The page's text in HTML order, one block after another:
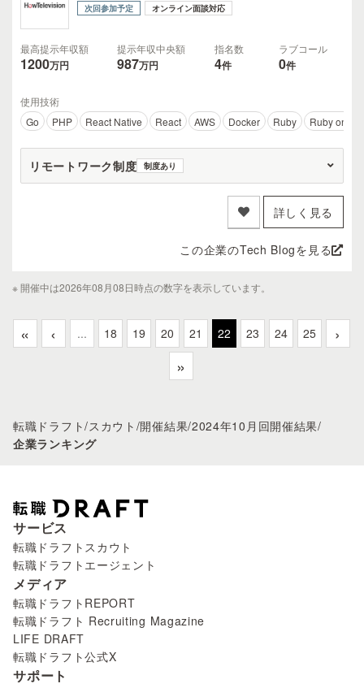
次回参加予定 オンライン面談対応
最高提示年収額
1200万円
提示年収中央額
987万円
指名数
4件
ラブコール
0件
使用技術
Go
PHP React Native React AWS Docker Ruby Ruby on
リモートワーク制度 制度あり
詳しく見る
この企業のTech Blogを見る
※ 開催中は2026年08月08日時点の数字を表示しています。
« ‹ ... 18 19 20 21 22 23 24 25
›
»
転職ドラフト/スカウト /開催結果/2024年10月回開催結果/
企業ランキング
サービス
転職ドラフトスカウト
転職ドラフトエージェント
メディア
転職ドラフトREPORT
転職ドラフト Recruiting Magazine
LIFE DRAFT
転職ドラフト公式X
サポート